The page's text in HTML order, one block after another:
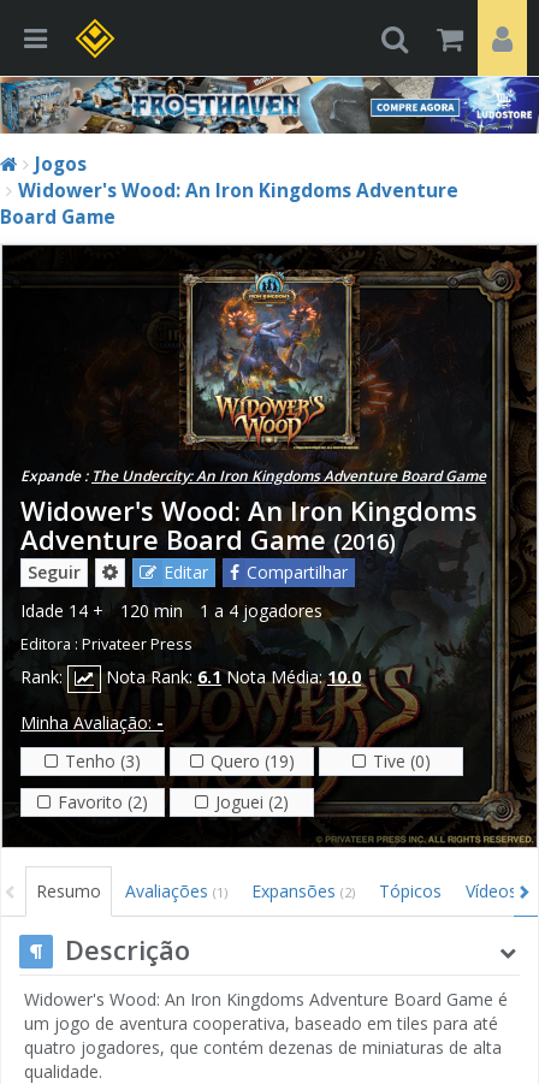
Jogos
Widower's Wood: An Iron Kingdoms Adventure
Board Game
Expande : The Undercity: An Iron Kingdoms Adventure Board Game
Widower's Wood: An Iron Kingdoms
Adventure Board Game (2016)
Seguir Editar
Compartilhar
Idade 14 + 120 min 1 a 4 jogadores
Editora : Privateer Press
Rank: Nota Rank:6.1 Nota Média:10.0
Minha Avaliação: -
Tenho (3)
Quero (19)
Tive (0)
Favorito (2)
Joguei (2)
Resumo Avaliações (1) Expansões (2) Tópicos Vídeos
Descrição
Widower's Wood: An Iron Kingdoms Adventure Board Game é
um jogo de aventura cooperativa, baseado em tiles para até
quatro jogadores, que contém dezenas de miniaturas de alta
qualidade.